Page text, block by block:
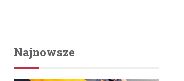
Najnowsze